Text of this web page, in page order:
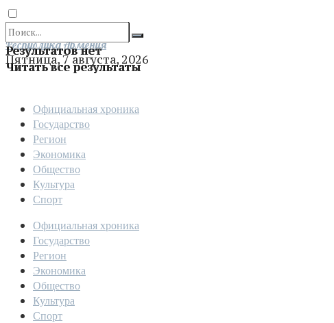
Результатов нет
Читать все результаты
Отправить
Республика Армения
Пятница, 7 августа, 2026
Официальная хроника
Государство
Регион
Экономика
Общество
Культура
Спорт
Официальная хроника
Государство
Регион
Экономика
Общество
Культура
Спорт